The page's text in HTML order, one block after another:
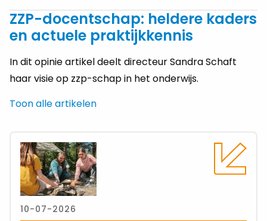
Messenger mail
ZZP-docentschap: heldere kaders
en actuele praktijkkennis
In dit opinie artikel deelt directeur Sandra Schaft
haar visie op zzp-schap in het onderwijs.
Toon alle artikelen
10-07-2026
meer
over
Zomeractiviteit:
Uitjes